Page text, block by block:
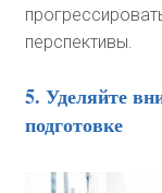
перспективы.
5. Уделяйте
подготовке